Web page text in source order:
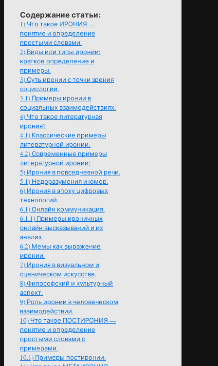
Содержание статьи:
1) Что такое ИРОНИЯ —
понятие и определение
простыми словами.
2) Виды или типы иронии:
краткое определение и
примеры.
3)Суть иронии с точки зрения
социологии.
3.1) Примеры иронии в
социальных взаимодействиях:
4) Что такое литературная
ирония?
4.1) Классические примеры
литературной иронии:
4.2)Современные примеры
литературной иронии:
5) Ирония в повседневной речи.
5.1) Недоразумения и юмор.
6) Ирония в эпоху цифровых
технологий.
6.1)Онлайн коммуникация.
6.1.1) Примеры ироничных
онлайн высказываний и их
анализ.
6.2) Мемы как выражение
иронии.
7) Ирония в визуальном и
сценическом искусстве.
8)Философский и культурный
аспект.
9) Роль иронии в человеческом
взаимодействии.
10) Что такое ПОСТИРОНИЯ —
понятие и определение
простыми словами с
примерами.
10.1) Примеры постиронии: